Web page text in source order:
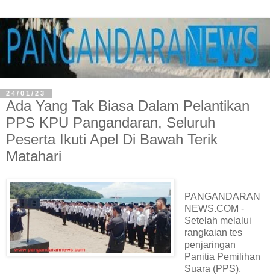
24/01/23
Ada Yang Tak Biasa Dalam Pelantikan
PPS KPU Pangandaran, Seluruh
Peserta Ikuti Apel Di Bawah Terik
Matahari
PANGANDARAN
NEWS.COM -
Setelah melalui
rangkaian tes
penjaringan
Panitia Pemilihan
Suara (PPS),